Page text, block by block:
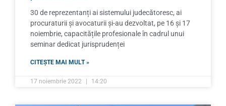
30 de reprezentanți ai sistemului judecătoresc, ai
procuraturii și avocaturii și-au dezvoltat, pe 16 și 17
noiembrie, capacitățile profesionale în cadrul unui
seminar dedicat jurisprudenței
CITEȘTE MAI MULT »
17 noiembrie 2022 14:20